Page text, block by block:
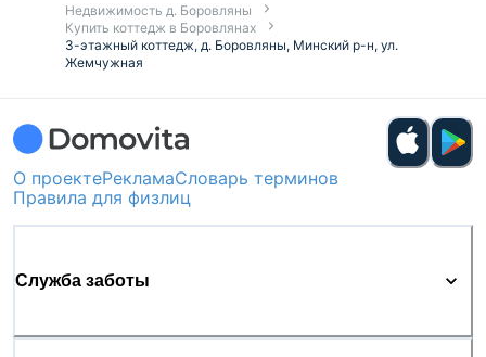
Недвижимость д. Боровляны
Купить коттедж в Боровлянах
3-этажный коттедж, д. Боровляны, Минский р-н, ул.
Жемчужная
О проектеРекламаСловарь терминов
Правила для физлиц
Служба заботы